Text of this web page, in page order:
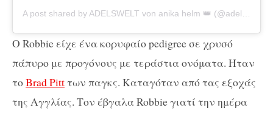
O Robbie είχε ένα κορυφαίο pedigree σε χρυσό
πάπυρο με προγόνους με τεράστια ονόματα. Ήταν
τοBrad Pittτων παγκς. Καταγόταν από τας εξοχάς
της Αγγλίας. Τον έβγαλα Robbie γιατί την ημέρα